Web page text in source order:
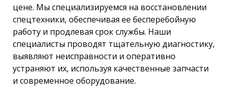
цене. Мы специализируемся на восстановлении
спецтехники, обеспечивая ее бесперебойную
работу и продлевая срок службы. Наши
специалисты проводят тщательную диагностику,
выявляют неисправности и оперативно
устраняют их, используя качественные запчасти
и современное оборудование.